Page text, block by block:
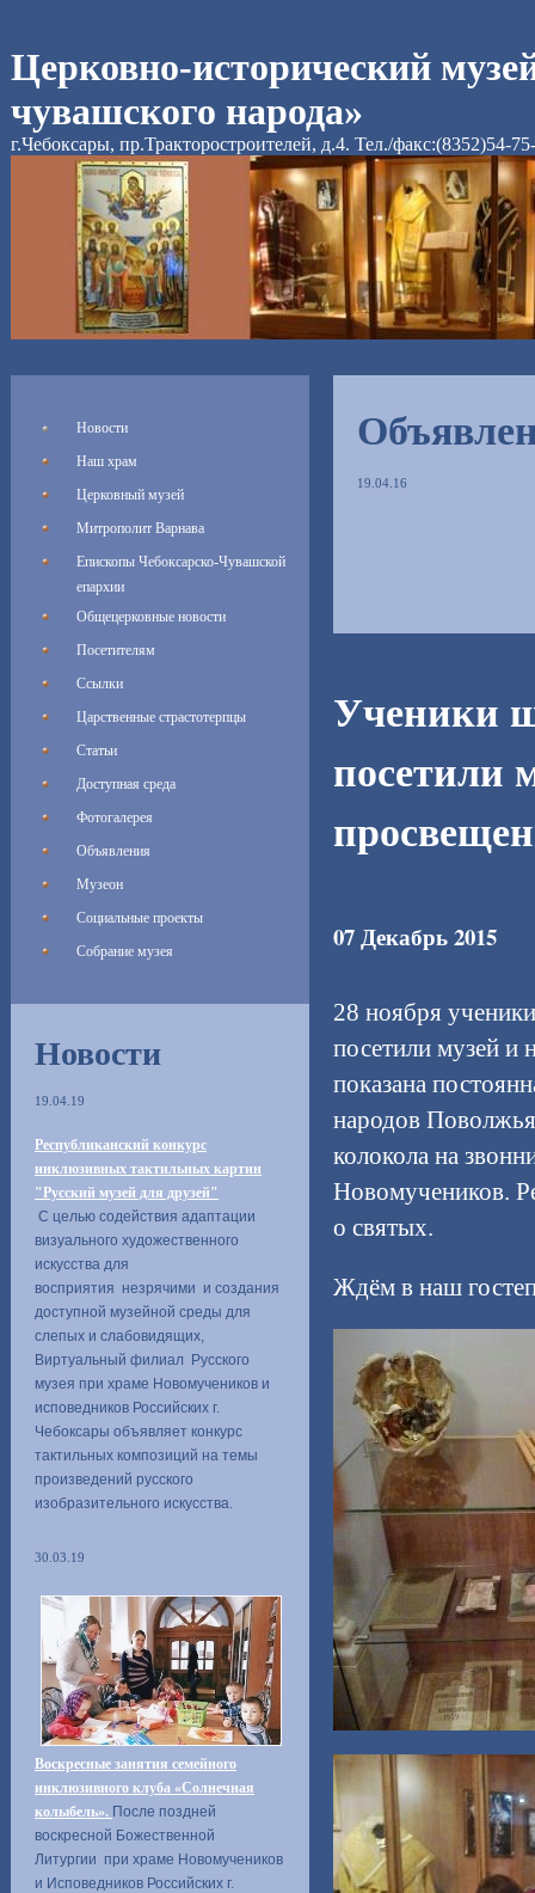
Церковно-исторический
чувашского народа»
г.Чебоксары, пр.Тракторостроителей, д.4. Тел./факс:(8352)54-
Новости
Наш храм
Церковный музей
Митрополит Варнава
Епископы Чебоксарско-Чувашской
епархии
Общецерковные новости
Посетителям
Ссылки
Царственные страстотерпцы
Статьи
Доступная среда
Фотогалерея
Объявления
Музеон
Социальные проекты
Собрание музея
Новости
19.04.19
Республиканский конкурс
инклюзивных тактильных картин
"Русский музей для друзей"
С целью содействия адаптации
визуального художественного
искусства для
восприятия незрячими и создания
доступной музейной среды для
слепых и слабовидящих,
Виртуальный филиал Русского
музея при храме Новомучеников и
исповедников Российских г.
Чебоксары объявляет конкурс
тактильных композиций на темы
произведений русского
изобразительного искусства.
30.03.19
Воскресные занятия семейного
инклюзивного клуба «Солнечная
колыбель». После поздней
воскресной Божественной
Литургии при храме Новомучеников
и Исповедников Российских г.
19.04.16
Ученики
посетили
07 Декабрь 2015
28 ноября
посетили музей и
показана
народов
колокола на
Новомучеников.
о святых.
Ждём в наш